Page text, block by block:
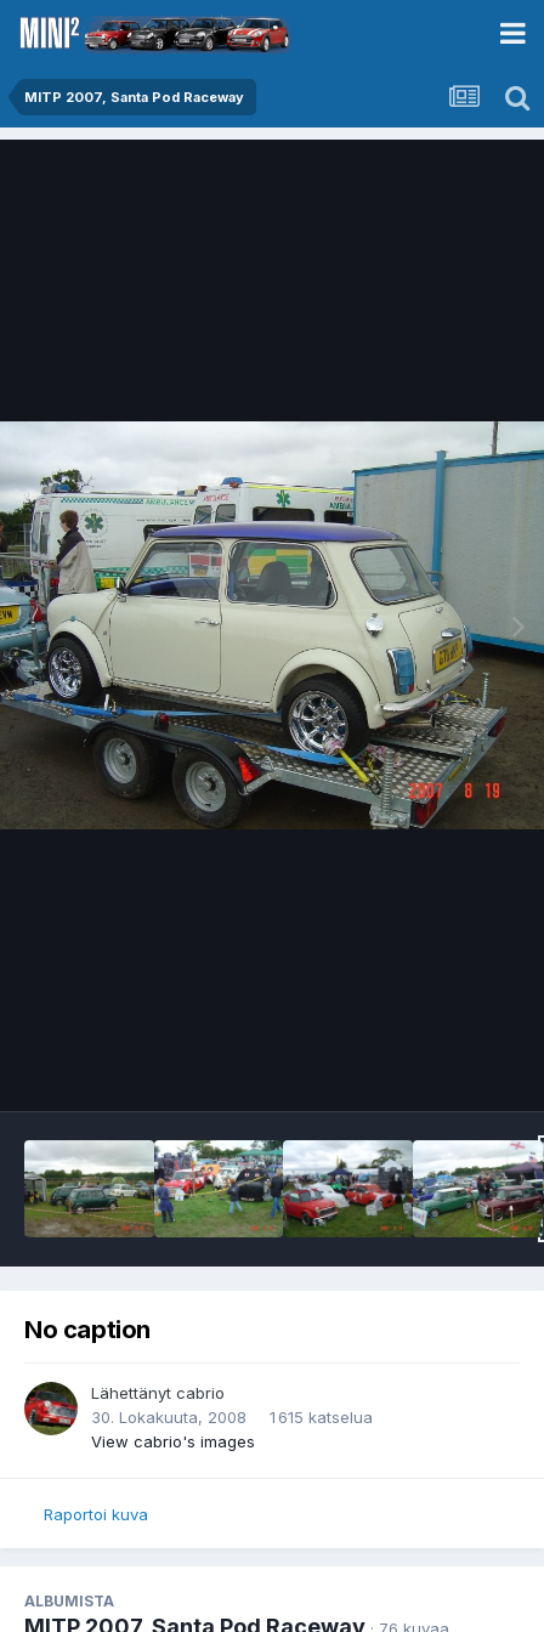
MITP 2007, Santa Pod Raceway
No caption
Lähettänyt cabrio
30. Lokakuuta, 2008
1 615 katselua
View cabrio's images
Raportoi kuva
ALBUMISTA
MITP 2007, Santa Pod Raceway